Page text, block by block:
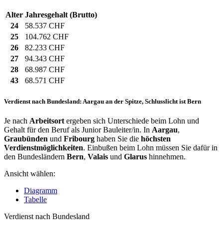
Alter Jahresgehalt (Brutto)
24
58.537 CHF
25
104.762 CHF
26
82.233 CHF
27
94.343 CHF
28
68.987 CHF
43
68.571 CHF
Verdienst nach Bundesland: Aargau an der Spitze, Schlusslicht ist Bern
Je nach Arbeitsort ergeben sich Unterschiede beim Lohn und
Gehalt für den Beruf als Junior Bauleiter/in. In Aargau,
Graubünden und Fribourg haben Sie die höchsten
Verdienstmöglichkeiten. Einbußen beim Lohn müssen Sie dafür in
den Bundesländern Bern, Valais und Glarus hinnehmen.
Ansicht wählen:
Diagramm
Tabelle
Verdienst nach Bundesland